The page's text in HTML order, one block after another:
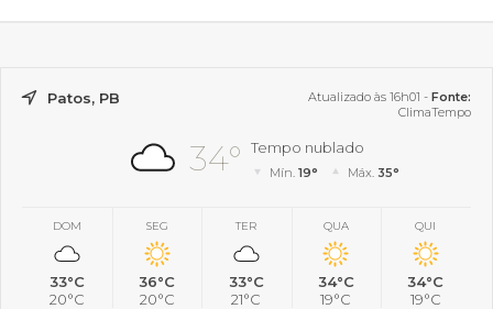
Patos, PB Atualizado às 16h01 - Fonte:
ClimaTempo
34° Tempo nublado
Mín.19° Máx. 35°
DOM
33°C
20°C
SEG
36°C
20°C
TER
33°C
21°C
QUA
34°C
19°C
QUI
34°C
19°C